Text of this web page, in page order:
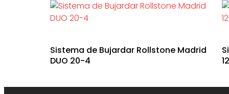
Sistema de Bujardar Rollstone Madrid
DUO 20-4